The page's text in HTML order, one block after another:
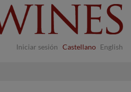
Iniciar sesión Castellano English